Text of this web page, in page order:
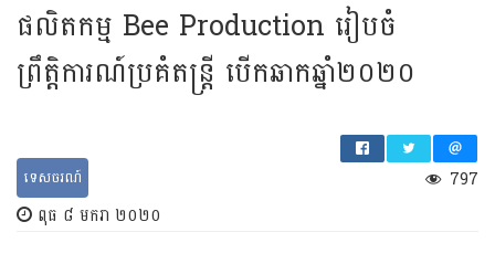
ផលិតកម្ម Bee Production រៀបចំ
ព្រឹត្តិការណ៍ប្រគំតន្រ្តី បើកឆាកឆ្នាំ២០២០
797
ទេសចរណ៍
ពុធ ៨ មករា ២០២០